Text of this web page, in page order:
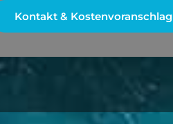
Kontakt & Kostenvoranschlag